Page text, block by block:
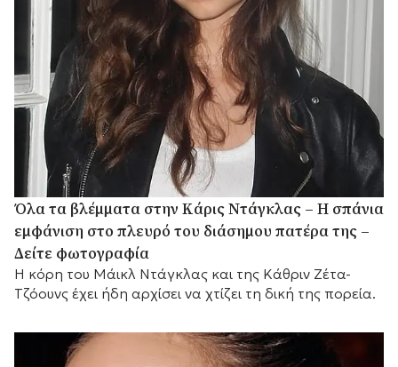
Όλα τα βλέμματα στην Κάρις Ντάγκλας – Η σπάνια
εμφάνιση στο πλευρό του διάσημου πατέρα της –
Δείτε φωτογραφία
Η κόρη του Μάικλ Ντάγκλας και της Κάθριν Ζέτα-
Τζόουνς έχει ήδη αρχίσει να χτίζει τη δική της πορεία.